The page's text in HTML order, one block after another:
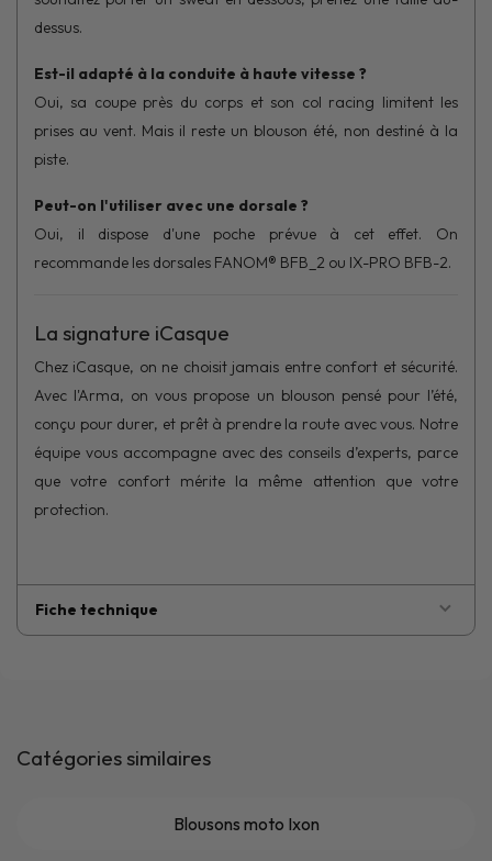
dessus.
Est-il adapté à la conduite à haute vitesse ?
Oui, sa coupe près du corps et son col racing limitent les
prises au vent. Mais il reste un blouson été, non destiné à la
piste.
Peut-on l'utiliser avec une dorsale ?
Oui, il dispose d'une poche prévue à cet effet. On
recommande les dorsales FANOM® BFB_2 ou IX-PRO BFB-2.
La signature iCasque
Chez iCasque, on ne choisit jamais entre confort et sécurité.
Avec l'Arma, on vous propose un blouson pensé pour l’été,
conçu pour durer, et prêt à prendre la route avec vous. Notre
équipe vous accompagne avec des conseils d’experts, parce
que votre confort mérite la même attention que votre
protection.
Fiche technique
Catégories similaires
Blousons moto Ixon